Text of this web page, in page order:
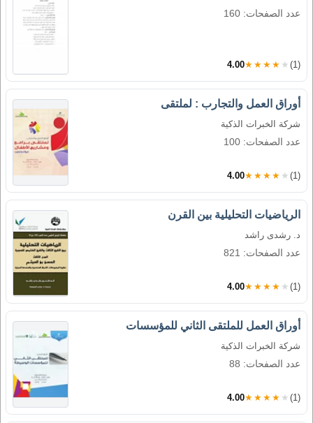
عدد الصفحات: 160
4.00★★★★★ (1)
أوراق العمل والتجارب : لملتقى
شركة الخبرات الذكية
عدد الصفحات: 100
4.00★★★★★ (1)
الرياضيات التحليلية بين القرن
د. رشدى راشد
عدد الصفحات: 821
4.00★★★★★ (1)
أوراق العمل للملتقى الثاني للمؤسسات
شركة الخبرات الذكية
عدد الصفحات: 88
4.00★★★★★ (1)